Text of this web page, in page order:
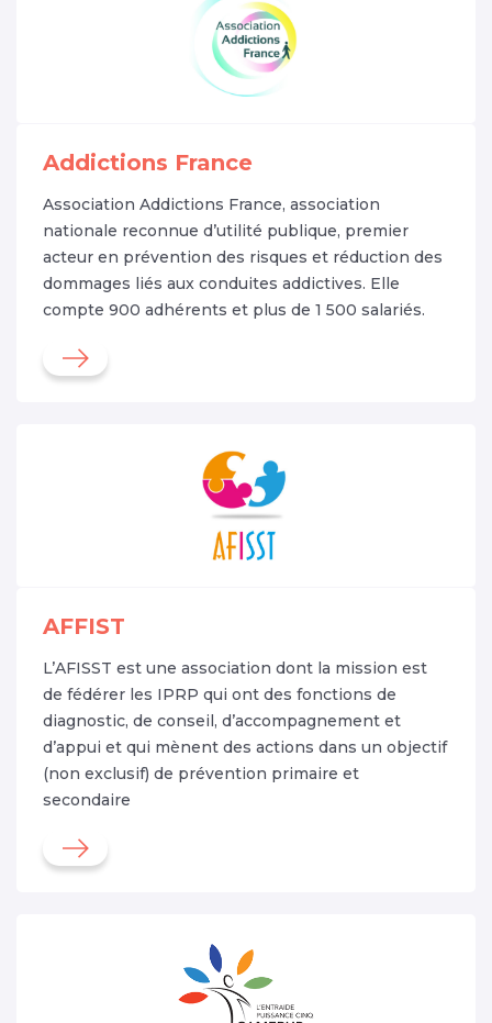
Addictions France
Association Addictions France, association
nationale reconnue d’utilité publique, premier
acteur en prévention des risques et réduction des
dommages liés aux conduites addictives. Elle
compte 900 adhérents et plus de 1 500 salariés.
AFFIST
L’AFISST est une association dont la mission est
de fédérer les IPRP qui ont des fonctions de
diagnostic, de conseil, d’accompagnement et
d’appui et qui mènent des actions dans un objectif
(non exclusif) de prévention primaire et
secondaire